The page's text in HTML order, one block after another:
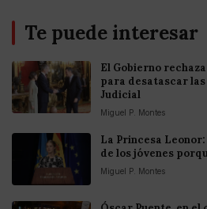
Te puede interesar
El Gobierno
para desatascar
Judicial
Miguel P. Montes
La Princesa
de los jóvenes
Miguel P. Montes